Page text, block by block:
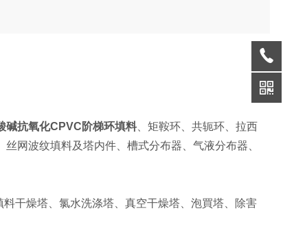
碱抗氧化CPVC阶梯环填料、矩鞍环、共轭环、拉西
网波纹填料及塔内件、槽式分布器、气液分布器、
干燥塔、氯水洗涤塔、真空干燥塔、泡買塔、除害